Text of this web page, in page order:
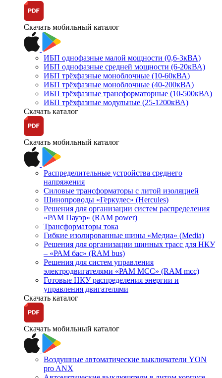
Скачать мобильный каталог
ИБП однофазные малой мощности (0,6-3кВА)
ИБП однофазные средней мощности (6-20кВА)
ИБП трёхфазные моноблочные (10-60кВА)
ИБП трёхфазные моноблочные (40-200кВА)
ИБП трёхфазные трансформаторные (10-500кВА)
ИБП трёхфазные модульные (25-1200кВА)
Скачать каталог
Скачать мобильный каталог
Распределительные устройства среднего
напряжения
Силовые трансформаторы с литой изоляцией
Шинопроводы «Геркулес» (Hercules)
Решения для организации систем распределения
«РАМ Пауэр» (RAM power)
Трансформаторы тока
Гибкие изолированные шины «Медиа» (Media)
Решения для организации шинных трасс для НКУ
– «РАМ бас» (RAM bus)
Решения для систем управления
электродвигателями «РАМ МСС» (RAM mcc)
Готовые НКУ распределения энергии и
управления двигателями
Скачать каталог
Скачать мобильный каталог
Воздушные автоматические выключатели YON
pro ANX